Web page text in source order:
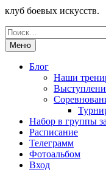
клуб боевых искусств.
Поиск
по:Меню
Блог
Наши
Набор в группы
Расписание
Телеграмм
Фотоальбом
Вход